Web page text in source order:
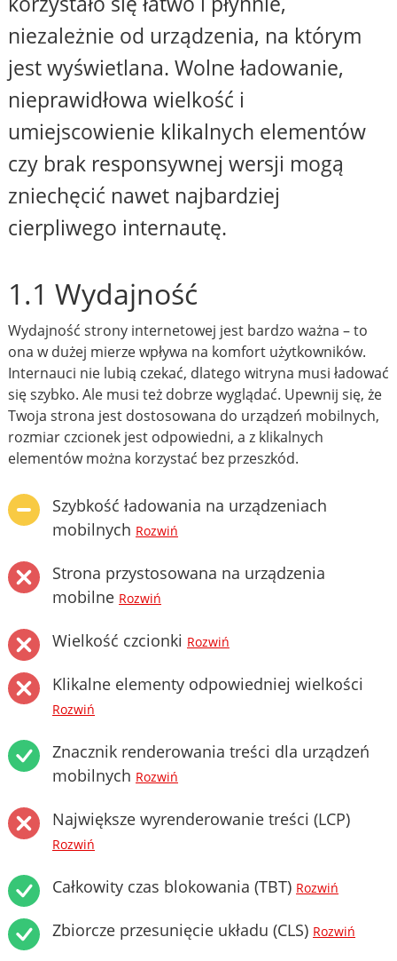
niezależnie od urządzenia, na którym
jest wyświetlana. Wolne ładowanie,
nieprawidłowa wielkość i
umiejscowienie klikalnych elementów
czy brak responsywnej wersji mogą
zniechęcić nawet najbardziej
cierpliwego internautę.
1.1 Wydajność
Wydajność strony internetowej jest bardzo ważna – to
ona w dużej mierze wpływa na komfort użytkowników.
Internauci nie lubią czekać, dlatego witryna musi ładować
się szybko. Ale musi też dobrze wyglądać. Upewnij się, że
Twoja strona jest dostosowana do urządzeń mobilnych,
rozmiar czcionek jest odpowiedni, a z klikalnych
elementów można korzystać bez przeszkód.
Szybkość ładowania na urządzeniach
mobilnych Rozwiń
Strona przystosowana na urządzenia
mobilne Rozwiń
Wielkość czcionki Rozwiń
Klikalne elementy odpowiedniej wielkości
Rozwiń
Znacznik renderowania treści dla urządzeń
mobilnych Rozwiń
Największe wyrenderowanie treści (LCP)
Rozwiń
Całkowity czas blokowania (TBT) Rozwiń
Zbiorcze przesunięcie układu (CLS) Rozwiń